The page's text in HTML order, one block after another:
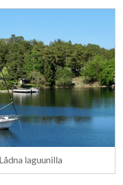
laguunilla